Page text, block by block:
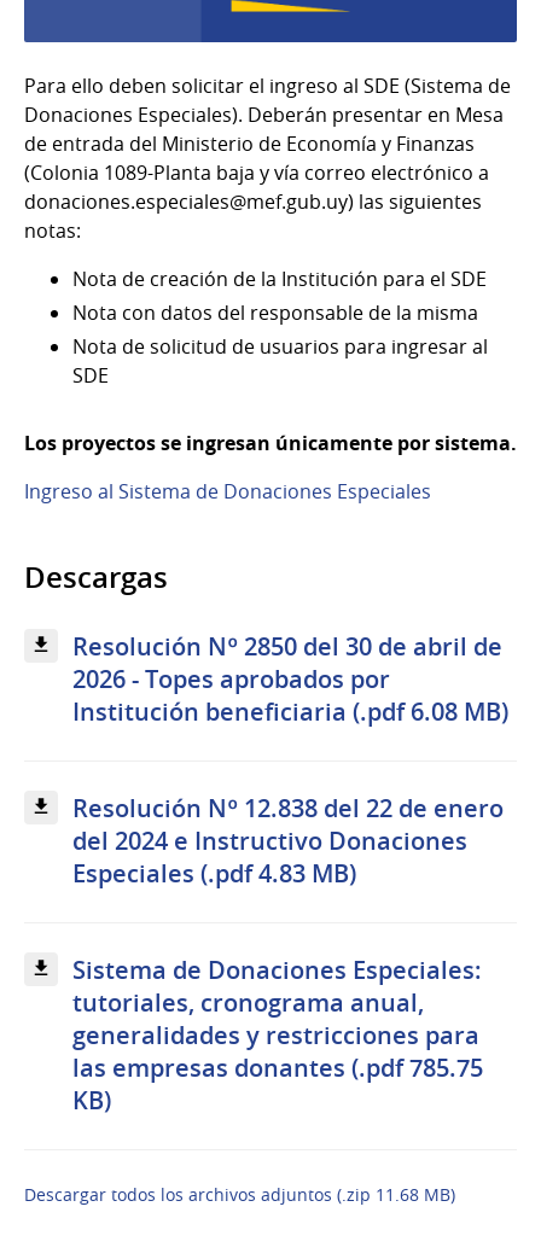
Para ello deben solicitar el ingreso al SDE (Sistema de
Donaciones Especiales). Deberán presentar en Mesa
de entrada del Ministerio de Economía y Finanzas
(Colonia 1089-Planta baja y vía correo electrónico a
donaciones.especiales@mef.gub.uy) las siguientes
notas:
Nota de creación de la Institución para el SDE
Nota con datos del responsable de la misma
Nota de solicitud de usuarios para ingresar al
SDE
Los proyectos se ingresan únicamente por sistema.
Ingreso al Sistema de Donaciones Especiales
Descargas
Resolución Nº 2850 del 30 de abril de
2026 - Topes aprobados por
Institución beneficiaria (.pdf 6.08 MB)
Resolución Nº 12.838 del 22 de enero
del 2024 e Instructivo Donaciones
Especiales (.pdf 4.83 MB)
Sistema de Donaciones Especiales:
tutoriales, cronograma anual,
generalidades y restricciones para
las empresas donantes (.pdf 785.75
KB)
Descargar todos los archivos adjuntos (.zip 11.68 MB)